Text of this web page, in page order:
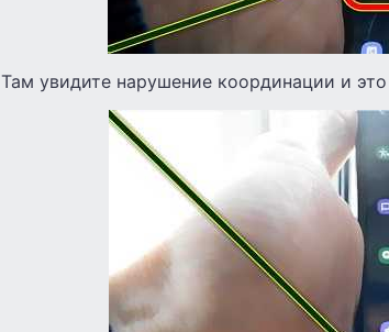
Там увидите нарушение координации и